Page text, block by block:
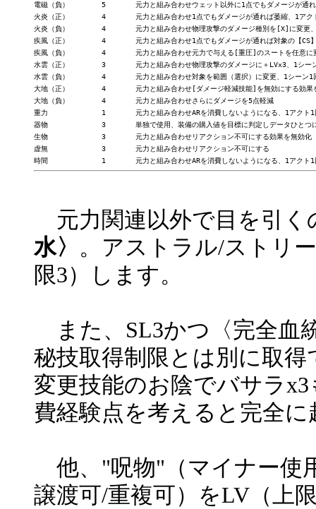
電磁（負）	5	元力と組み合わせウェット以外に1点でもダメージが通れば[電子妨害（13＋LV）]、対象は単体※
火炎（正）	4	元力と組み合わせ1点でもダメージが通れば萎縮、1アクトLV回
火炎（負）	4	元力と組み合わせ物理攻撃のダメージ種別を[X]に変更、1アクトLV回
疾風（正）	4	元力と組み合わせ1点でもダメージが通れば対象の【CS】を0に変更、1アクトLV回
疾風（負）	4	元力と組み合わせ元力で与える[重圧]のスートを任意に変更
水雲（正）	3	元力と組み合わせ物理攻撃のダメージに＋LVx3、1シーン1回
水雲（負）	4	元力と組み合わせ対象を範囲（選択）に変更、1シーン1回
大地（正）	4	元力と組み合わせ[ダメージ軽減技能]を無効にする効果を無効化、1アクト1回
大地（負）	4	元力と組み合わせさらにダメージを5点軽減
重力		1	元力と組み合わせARを消費しないようになる、1アクト1回
器物		3	単独で使用、装備の購入値を目標に判定しデータひとつに＋LV、1アクト1回
生物		3	元力と組み合わせリアクション不可にする効果を無効化
虚無		3	元力と組み合わせリアクション不可にする
元力関連以外で目を引く
水〉 。アストラル/ストリ
限3）します。
また、SL3かつ〈完全血
秘技取得制限とは別に取得
変更技能のお陰でバサラ
費経験点を考えると完全
他、"呪物"（マイナー使
譲渡可/重複可）をLV（上